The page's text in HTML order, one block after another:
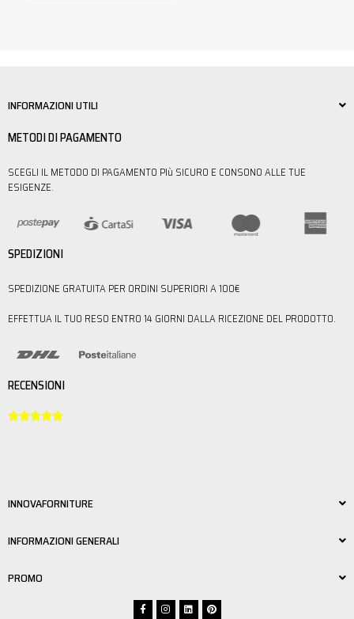
INFORMAZIONI UTILI
METODI DI PAGAMENTO
SCEGLI IL METODO DI PAGAMENTO PIù SICURO E CONSONO ALLE TUE
ESIGENZE.
SPEDIZIONI
SPEDIZIONE GRATUITA PER ORDINI SUPERIORI A 100€
EFFETTUA IL TUO RESO ENTRO 14 GIORNI DALLA RICEZIONE DEL PRODOTTO.
RECENSIONI

INNOVAFORNITURE
INFORMAZIONI GENERALI
PROMO